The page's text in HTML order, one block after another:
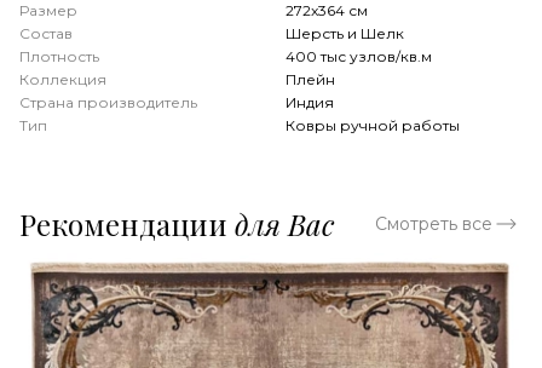
Размер
272x364 см
Состав
Шерсть и Шелк
Плотность
400 тыс узлов/кв.м
Коллекция
Плейн
Страна производитель
Индия
Тип
Ковры ручной работы
Рекомендации для Вас Смотреть все